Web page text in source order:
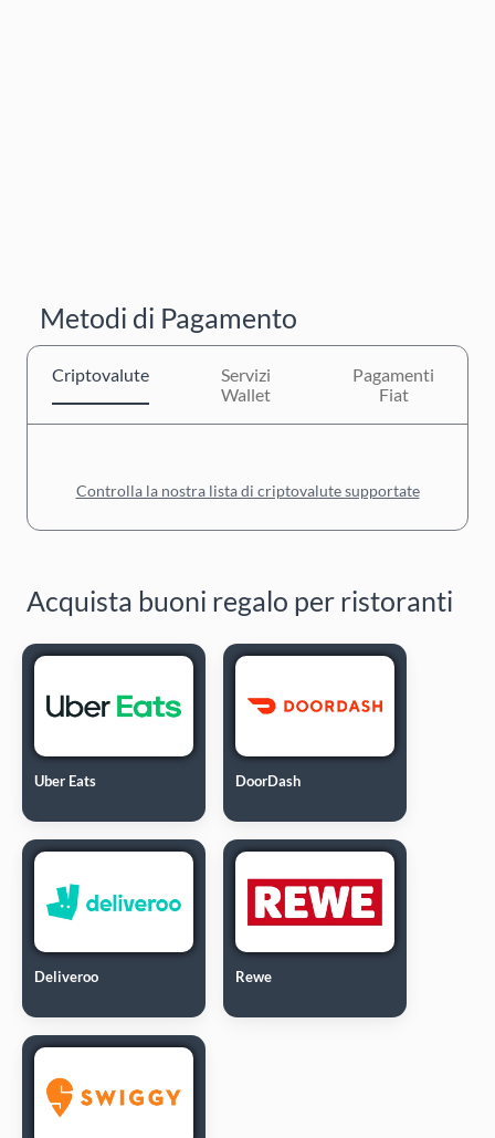
Metodi di Pagamento
Criptovalute
Servizi
Wallet
Pagamenti
Fiat
Controlla la nostra lista di criptovalute supportate
Acquista buoni regalo per ristoranti
Uber Eats DoorDash
Deliveroo Rewe